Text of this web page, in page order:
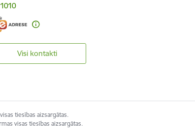
1010
Visi kontakti
tiesības aizsargātas.
visas tiesības aizsargātas.